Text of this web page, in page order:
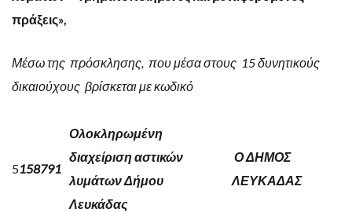
πράξεις»,
Μέσω της πρόσκλησης, που μέσα στους 15 δυνητικούς
δικαιούχους βρίσκεται με κωδικό
5158791
Ολοκληρωμένη
διαχείριση αστικών
λυμάτων Δήμου
Λευκάδας
Ο ΔΗΜΟΣ
ΛΕΥΚΑΔΑΣ